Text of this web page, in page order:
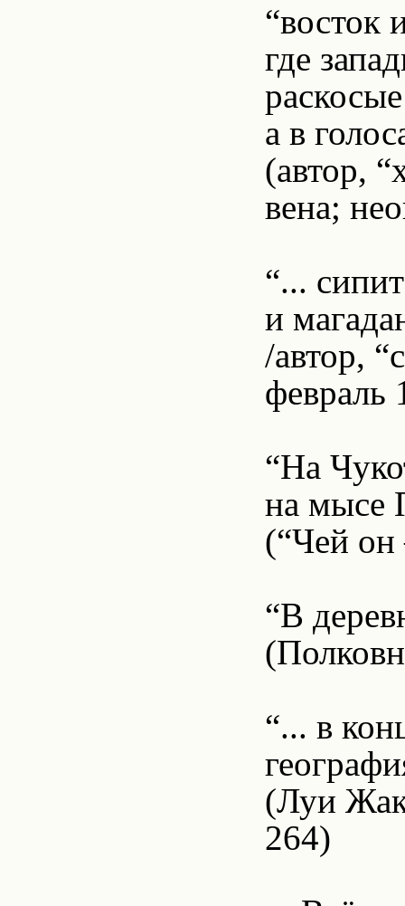
“восток
где
а в
(автор,
вена;
“...
и
/автор,
февраль
“На
на мысе
(“Чей он
“В
“... в
(Луи
264)